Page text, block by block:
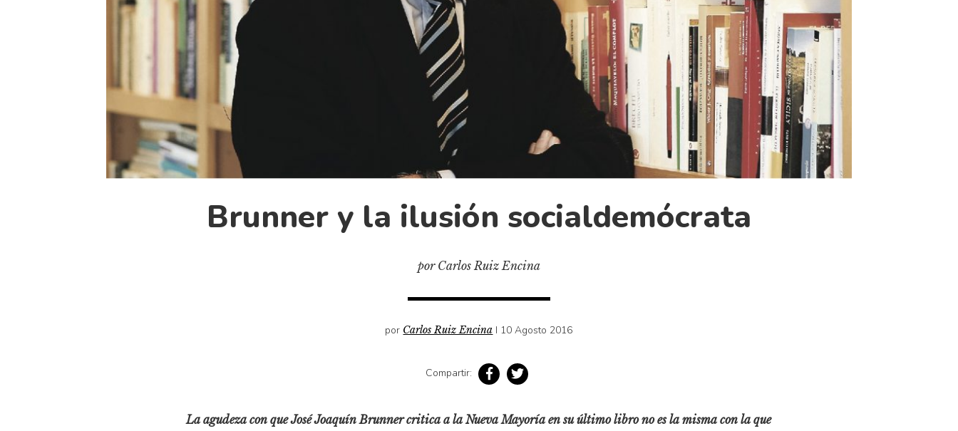
Brunner y la ilusión socialdemócrata
por Carlos Ruiz Encina
por Carlos Ruiz Encina I 10 Agosto 2016
Compartir:
La agudeza con que José Joaquín Brunner critica a la Nueva Mayoría en su último libro no es la misma con la que